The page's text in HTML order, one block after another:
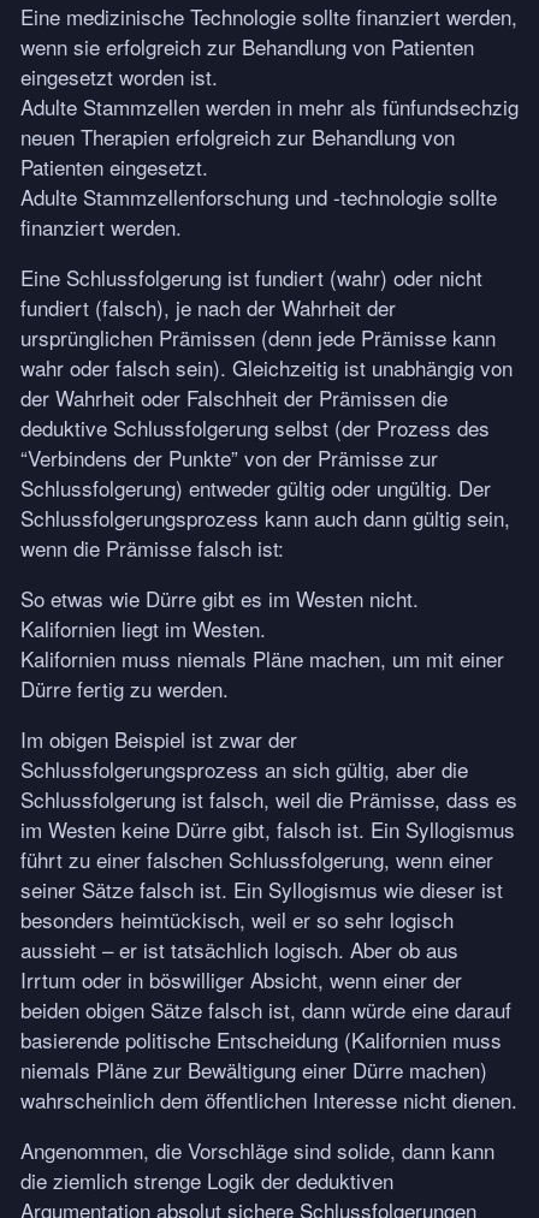
Eine medizinische Technologie sollte finanziert werden,
wenn sie erfolgreich zur Behandlung von Patienten
eingesetzt worden ist.
Adulte Stammzellen werden in mehr als fünfundsechzig
neuen Therapien erfolgreich zur Behandlung von
Patienten eingesetzt.
Adulte Stammzellenforschung und -technologie sollte
finanziert werden.
Eine Schlussfolgerung ist fundiert (wahr) oder nicht
fundiert (falsch), je nach der Wahrheit der
ursprünglichen Prämissen (denn jede Prämisse kann
wahr oder falsch sein). Gleichzeitig ist unabhängig von
der Wahrheit oder Falschheit der Prämissen die
deduktive Schlussfolgerung selbst (der Prozess des
“Verbindens der Punkte” von der Prämisse zur
Schlussfolgerung) entweder gültig oder ungültig. Der
Schlussfolgerungsprozess kann auch dann gültig sein,
wenn die Prämisse falsch ist:
So etwas wie Dürre gibt es im Westen nicht.
Kalifornien liegt im Westen.
Kalifornien muss niemals Pläne machen, um mit einer
Dürre fertig zu werden.
Im obigen Beispiel ist zwar der
Schlussfolgerungsprozess an sich gültig, aber die
Schlussfolgerung ist falsch, weil die Prämisse, dass es
im Westen keine Dürre gibt, falsch ist. Ein Syllogismus
führt zu einer falschen Schlussfolgerung, wenn einer
seiner Sätze falsch ist. Ein Syllogismus wie dieser ist
besonders heimtückisch, weil er so sehr logisch
aussieht – er ist tatsächlich logisch. Aber ob aus
Irrtum oder in böswilliger Absicht, wenn einer der
beiden obigen Sätze falsch ist, dann würde eine darauf
basierende politische Entscheidung (Kalifornien muss
niemals Pläne zur Bewältigung einer Dürre machen)
wahrscheinlich dem öffentlichen Interesse nicht dienen.
Angenommen, die Vorschläge sind solide, dann kann
die ziemlich strenge Logik der deduktiven
Argumentation absolut sichere Schlussfolgerungen